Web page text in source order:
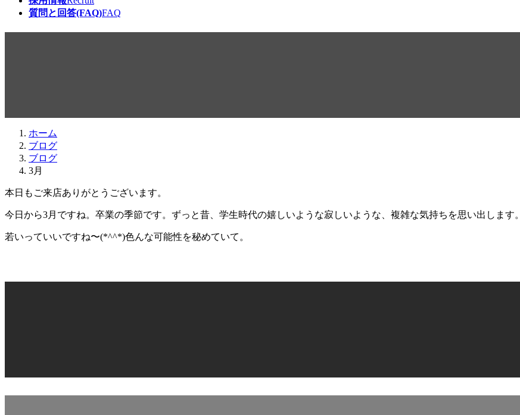
質問と回答(FAQ)FAQ
ホーム
ブログ
ブログ
3月
本日もご来店ありがとうございます。
今日から3月ですね。卒業の季節です。ずっと昔、学生時代の嬉しいような寂しいような、複雑な気持ちを思い出します。
若いっていいですね〜(*^^*)色んな可能性を秘めていて。